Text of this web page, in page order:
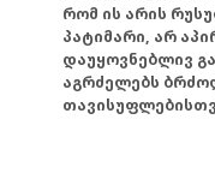
რომ ის არის
პატიმარი, არ
დაუყოვნებლივ
აგრძელებს